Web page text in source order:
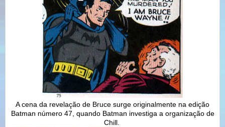
A cena da revelação de Bruce surge originalmente na edição
Batman número 47, quando Batman investiga a organização de
Chill.